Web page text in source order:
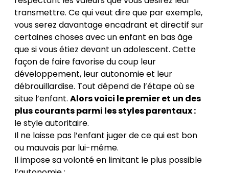
transmettre. Ce qui veut dire que par exemple,
vous serez davantage encadrant et directif sur
certaines choses avec un enfant en bas âge
que si vous étiez devant un adolescent. Cette
façon de faire favorise du coup leur
développement, leur autonomie et leur
débrouillardise. Tout dépend de l’étape où se
situe l’enfant. Alors voici le premier et un des
plus courants parmi les styles parentaux :
le style autoritaire.
Il ne laisse pas l’enfant juger de ce qui est bon
ou mauvais par lui-même.
Il impose sa volonté en limitant le plus possible